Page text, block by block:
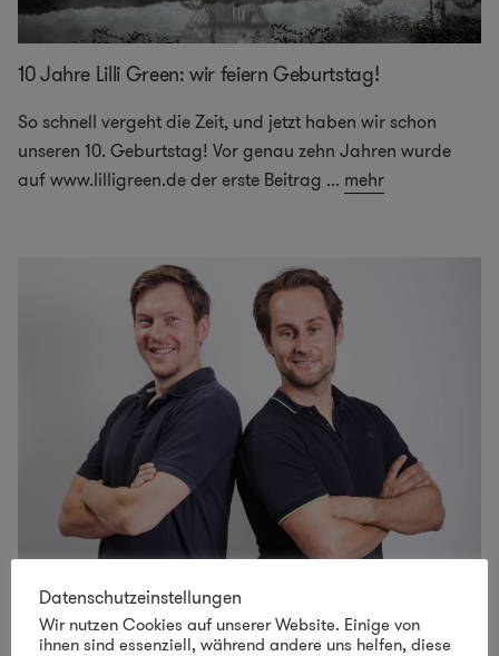
10 Jahre Lilli Green: wir feiern Geburtstag!
So schnell vergeht die Zeit, und jetzt haben wir schon
unseren 10. Geburtstag! Vor genau zehn Jahren wurde
auf www.lilligreen.de der erste Beitrag ... mehr
LifeVERDE – Den grünen Wandel mitgestalten
Grüne Unternehmen, grüne Jobs, grüne Startups … wer
Datenschutzeinstellungen
Wir nutzen Cookies auf unserer Website. Einige von
ihnen sind essenziell, während andere uns helfen, diese